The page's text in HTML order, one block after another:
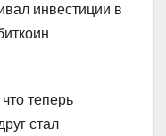
инвестиции в
теперь
стал